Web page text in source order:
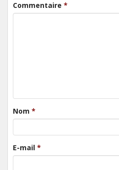
Commentaire *
Nom *
E-mail *